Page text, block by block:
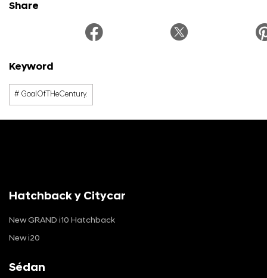
Share
Keyword
# GoalOfTHeCentury.
Hatchback y Citycar
New GRAND i10 Hatchback
New i20
Sédan